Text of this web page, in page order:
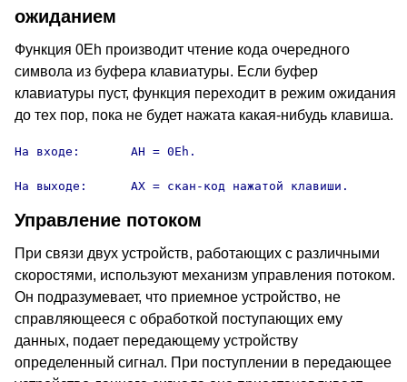
ожиданием
Функция 0Eh производит чтение кода очередного
символа из буфера клавиатуры. Если буфер
клавиатуры пуст, функция переходит в режим ожидания
до тех пор, пока не будет нажата какая-нибудь клавиша.
На входе:	AH = 0Eh.
На выходе:	AX = скан-код нажатой клавиши.
Управление потоком
При связи двух устройств, работающих с различными
скоростями, используют механизм управления потоком.
Он подразумевает, что приемное устройство, не
справляющееся с обработкой поступающих ему
данных, подает передающему устройству
определенный сигнал. При поступлении в передающее